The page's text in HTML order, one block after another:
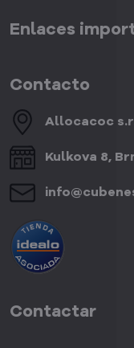
Enlaces
Contacto
Allocacoc
Kulkova 8,
Contactar